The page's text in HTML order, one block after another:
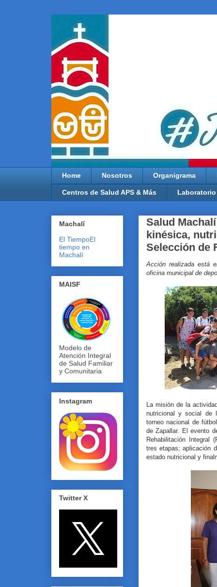
Home Nosotros Organigrama
Centros de Salud APS & Más Laboratorio
Salud
kinésica,
Selección de
Acción realizada está
oficina municipal de
La misión de la
nutricional y social de
torneo nacional de
de Zapallar. El evento
Rehabilitación Integral
tres etapas; aplicación
estado nutricional y
Machalí
El TiempoEl
tiempo en
Machalí
MAISF
Modelo de
Atención Integral
de Salud Familiar
y Comunitaria
Instagram
Twitter X